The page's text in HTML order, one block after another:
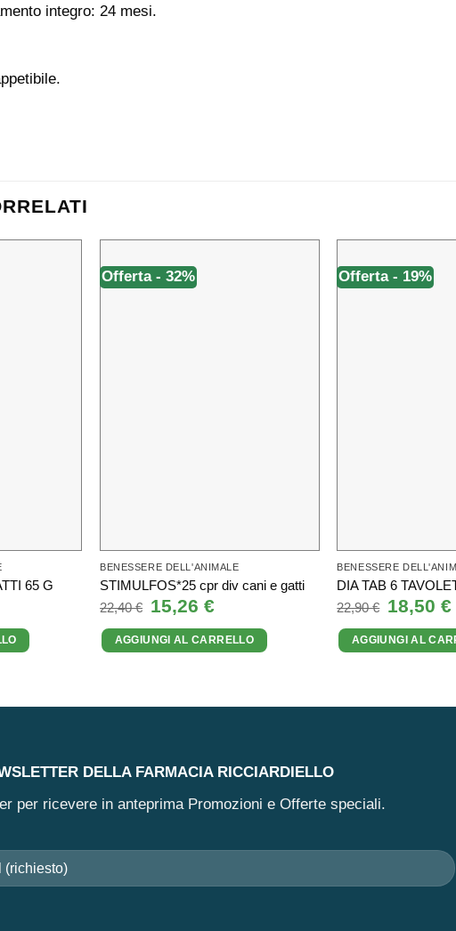
integro: 24 mesi.
65 G
€.
Offerta - 32%
BENESSERE DELL'ANIMALE
STIMULFOS*25 cpr div cani e gatti
22,40€ Il
prezzo
originale
era:
22,40 €.
15,26 €Il
prezzo
attuale
è:
15,26 €.
AGGIUNGI AL CARRELLO
Offerta - 19%
BENESSERE
DIA TAB 6
22,90€ Il
prezzo
originale
era:
22,90 €.
18,50 €Il
AGGIUNGI AL
DELLA FARMACIA RICCIARDIELLO
per ricevere in anteprima Promozioni e Offerte speciali.